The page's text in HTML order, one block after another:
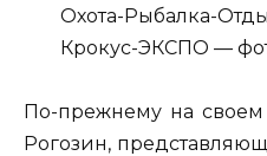
Охота-Рыбалка-
Крокус-ЭКСПО —
По-прежнему на
Рогозин,